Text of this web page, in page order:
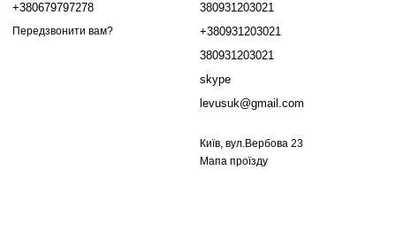
+380679797278
Передзвонити вам?
380931203021
+380931203021
380931203021
skype
levusuk@gmail.com
Київ, вул.Вербова 23
Мапа проїзду